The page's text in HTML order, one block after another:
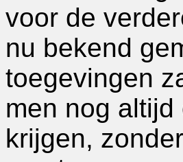
voor de
nu bekend
toegevingen
men nog
krijgen,